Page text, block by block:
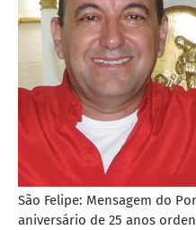
São Felipe: Mensagem do
aniversário de 25 anos